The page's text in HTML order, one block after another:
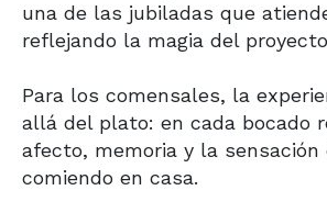
una de las jubiladas que
reflejando la magia del
Para los comensales, la
allá del plato: en cada bocado
afecto, memoria y la sensación
comiendo en casa.